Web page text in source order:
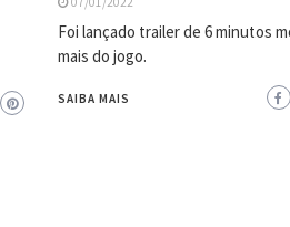
Foi lançado trailer de 6 minutos
mais do jogo.
SAIBA MAIS